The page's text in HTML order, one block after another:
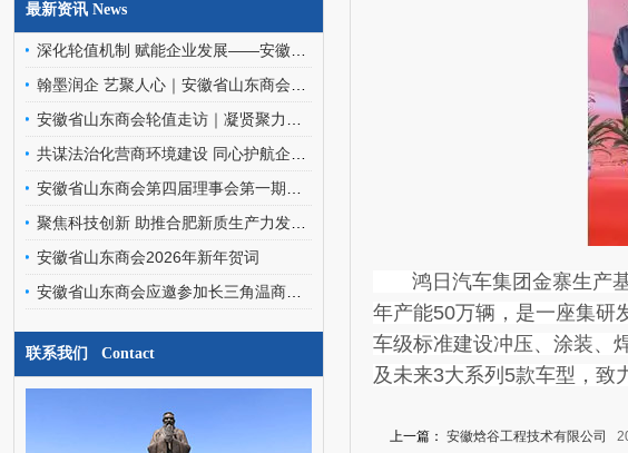
最新资讯 News
安徽省山东商会2026年新年贺词
联系我们 Contact
鸿日汽车集团金寨生产基
年产能50万辆，是一座集研
车级标准建设冲压、涂装、
及未来3大系列5款车型，致
上一篇： 安徽焓谷工程技术有限公司